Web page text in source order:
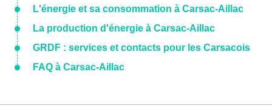
L'énergie et sa consommation à Carsac-Aillac
La production d'énergie à Carsac-Aillac
GRDF : services et contacts pour les Carsacois
FAQ à Carsac-Aillac